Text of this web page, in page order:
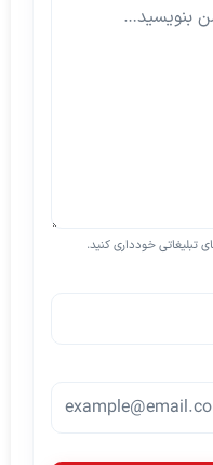
تبلیغاتی خودداری کنید.